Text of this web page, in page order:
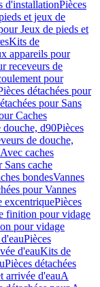
d'installationPièces
et jeux de
Jeux de pieds et
Kits de
appareils pour
receveurs de
pour
détachées pour
pour Sans
Caches
douche, d90Pièces
de douche,
caches
Sans cache
bondesVannes
pour Vannes
excentriquePièces
finition pour vidage
pour vidage
Pièces
d'eauKits de
Pièces détachées
arrivée d'eauA